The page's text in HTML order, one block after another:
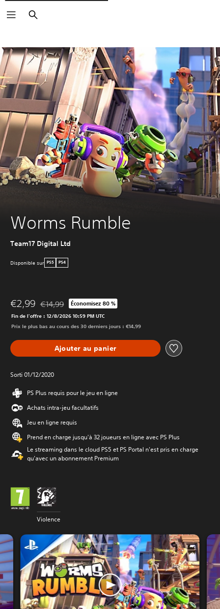
Rechercher
Worms Rumble
Team17 Digital Ltd
Disponible sur PS5 PS4
€2,99 Remise par rapport au prix d'origine de €14,99
€14,99 Économisez 80 %
Fin de l'offre : 12/8/2026 10:59 PM UTC
Prix le plus bas au cours des 30 derniers jours : €14,99
Ajouter au panier
Sorti 01/12/2020
PS Plus requis pour le jeu en ligne
Achats intra-jeu facultatifs
Jeu en ligne requis
Prend en charge jusqu'à 32 joueurs en ligne avec PS Plus
Le streaming dans le cloud PS5 et PS Portal n'est pris en charge
qu'avec un abonnement Premium
Violence